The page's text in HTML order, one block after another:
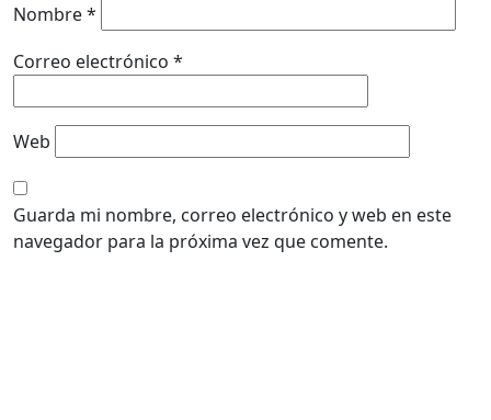
Nombre*
Correo electrónico *
Web
Guarda mi nombre, correo electrónico y web en este
navegador para la próxima vez que comente.